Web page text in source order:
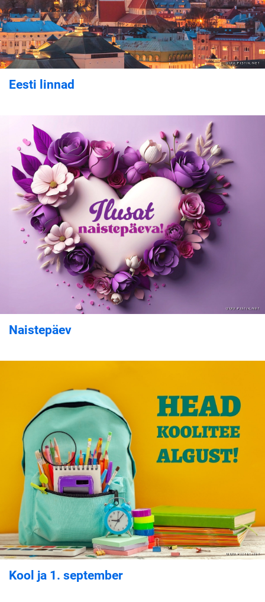
Eesti linnad
Naistepäev
Kool ja 1. september